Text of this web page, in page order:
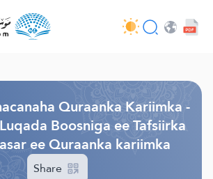
- API
Quraanka Kariimka -
Boosniga ee Tafsiirka
ee Quraanka kariimka
Share